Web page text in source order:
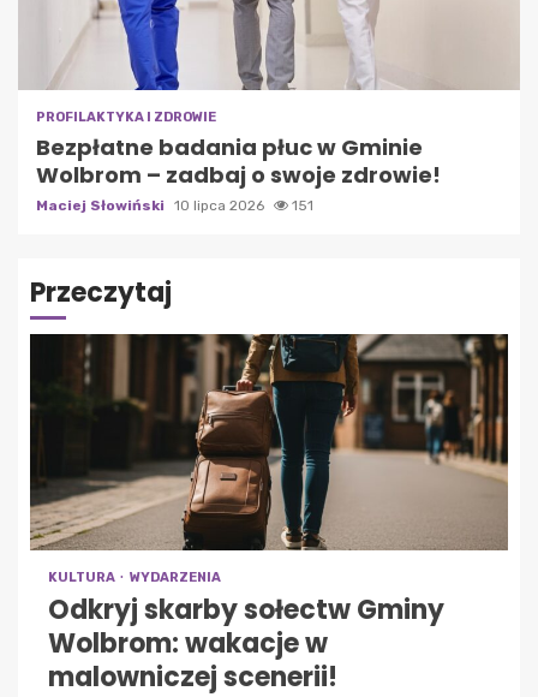
PROFILAKTYKA I ZDROWIE
Bezpłatne badania płuc w Gminie
Wolbrom – zadbaj o swoje zdrowie!
Maciej Słowiński 10 lipca 2026 151
Przeczytaj
KULTURA WYDARZENIA
Odkryj skarby sołectw Gminy
Wolbrom: wakacje w
malowniczej scenerii!